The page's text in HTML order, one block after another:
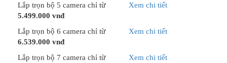
Lắp trọn bộ 5 camera chỉ từ
5.499.000 vnđ
Xem chi tiết
Lắp trọn bộ 6 camera chỉ từ
6.539.000 vnđ
Xem chi tiết
Lắp trọn bộ 7 camera chỉ từ
Xem chi tiết